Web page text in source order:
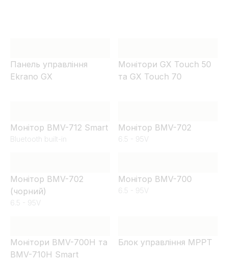
Панель управління
Ekrano GX
Монітори GX Touch 50
та GX Touch 70
Монітор BMV-712 Smart
Bluetooth built-in
Монітор BMV-702
6.5 - 95V
Монітор BMV-702
(чорний)
6.5 - 95V
Монітор BMV-700
6.5 - 95V
Монітори BMV-700H та
BMV-710H Smart
Блок управління MPPT